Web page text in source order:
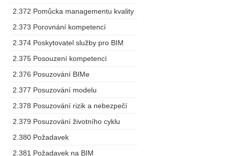
2.372 Pomůcka managementu kvality
2.373 Porovnání kompetencí
2.374 Poskytovatel služby pro BIM
2.375 Posouzení kompetencí
2.376 Posuzování BIMe
2.377 Posuzování modelu
2.378 Posuzování rizik a nebezpečí
2.379 Posuzování životního cyklu
2.380 Požadavek
2.381 Požadavek na BIM